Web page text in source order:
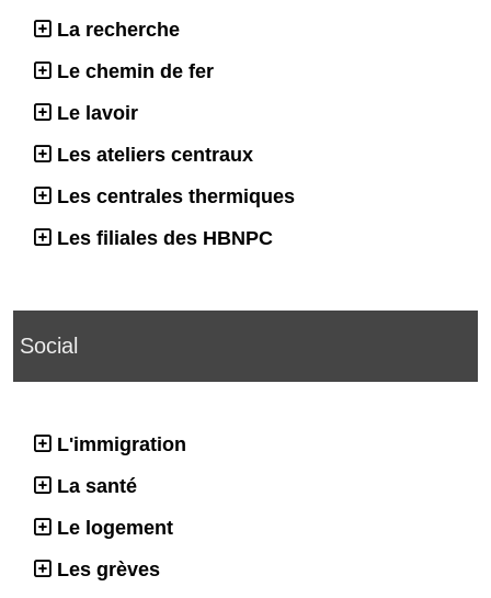
La recherche
Le chemin de fer
Le lavoir
Les ateliers centraux
Les centrales thermiques
Les filiales des HBNPC
Social
L'immigration
La santé
Le logement
Les grèves